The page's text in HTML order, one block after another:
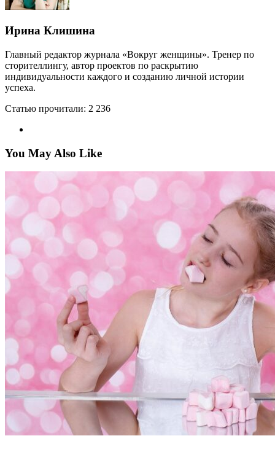
Ирина Клишина
Главный редактор журнала «Вокруг женщины». Тренер по
сторителлингу, автор проектов по раскрытию
индивидуальности каждого и созданию личной истории
успеха.
Статью прочитали: 2 236
You May Also Like